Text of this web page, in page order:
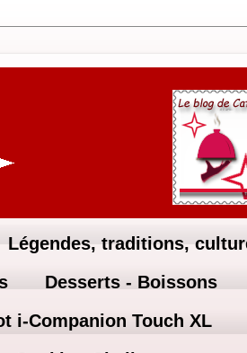
Légendes, traditions,
Desserts - Boissons
i-Companion Touch XL